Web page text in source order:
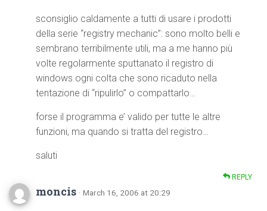
sconsiglio caldamente a tutti di usare i prodotti
della serie “registry mechanic”: sono molto belli e
sembrano terribilmente utili, ma a me hanno più
volte regolarmente sputtanato il registro di
windows ogni colta che sono ricaduto nella
tentazione di “ripulirlo” o compattarlo…
forse il programma e’ valido per tutte le altre
funzioni, ma quando si tratta del registro…
saluti
REPLY
moncis · March 16, 2006 at 20:29